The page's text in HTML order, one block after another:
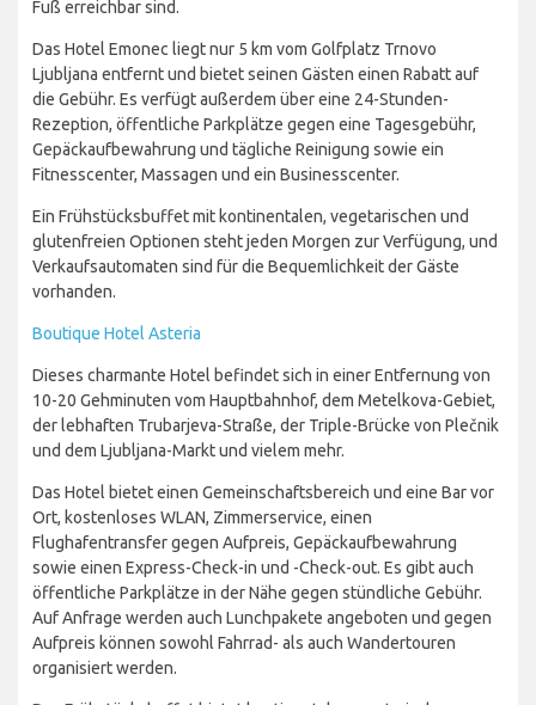
Fuß erreichbar sind.
Das Hotel Emonec liegt nur 5 km vom Golfplatz Trnovo
Ljubljana entfernt und bietet seinen Gästen einen Rabatt auf
die Gebühr. Es verfügt außerdem über eine 24-Stunden-
Rezeption, öffentliche Parkplätze gegen eine Tagesgebühr,
Gepäckaufbewahrung und tägliche Reinigung sowie ein
Fitnesscenter, Massagen und ein Businesscenter.
Ein Frühstücksbuffet mit kontinentalen, vegetarischen und
glutenfreien Optionen steht jeden Morgen zur Verfügung, und
Verkaufsautomaten sind für die Bequemlichkeit der Gäste
vorhanden.
Boutique Hotel Asteria
Dieses charmante Hotel befindet sich in einer Entfernung von
10-20 Gehminuten vom Hauptbahnhof, dem Metelkova-Gebiet,
der lebhaften Trubarjeva-Straße, der Triple-Brücke von Plečnik
und dem Ljubljana-Markt und vielem mehr.
Das Hotel bietet einen Gemeinschaftsbereich und eine Bar vor
Ort, kostenloses WLAN, Zimmerservice, einen
Flughafentransfer gegen Aufpreis, Gepäckaufbewahrung
sowie einen Express-Check-in und -Check-out. Es gibt auch
öffentliche Parkplätze in der Nähe gegen stündliche Gebühr.
Auf Anfrage werden auch Lunchpakete angeboten und gegen
Aufpreis können sowohl Fahrrad- als auch Wandertouren
organisiert werden.